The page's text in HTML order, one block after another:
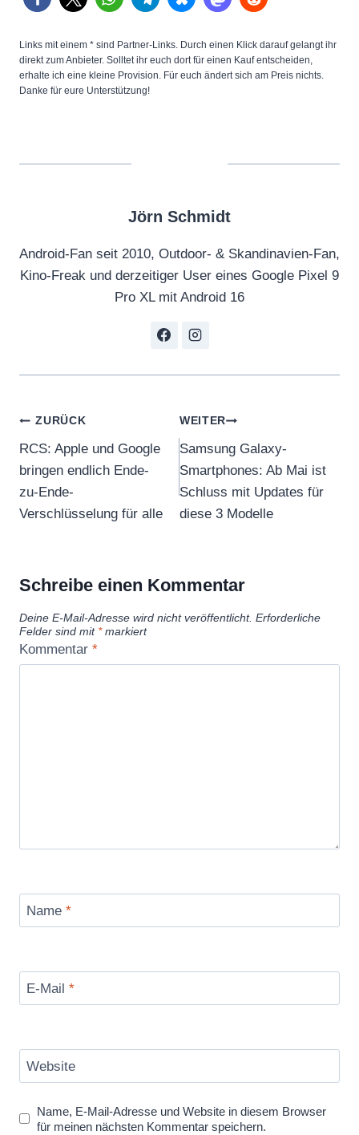
Links mit einem * sind Partner-Links. Durch einen Klick darauf gelangt ihr
direkt zum Anbieter. Solltet ihr euch dort für einen Kauf entscheiden,
erhalte ich eine kleine Provision. Für euch ändert sich am Preis nichts.
Danke für eure Unterstützung!
Jörn Schmidt
Android-Fan seit 2010, Outdoor- & Skandinavien-Fan,
Kino-Freak und derzeitiger User eines Google Pixel 9
Pro XL mit Android 16
Beitragsnavigation
ZURÜCK
RCS: Apple und Google
bringen endlich Ende-
zu-Ende-
Verschlüsselung für alle
WEITER
Samsung Galaxy-
Smartphones: Ab Mai ist
Schluss mit Updates für
diese 3 Modelle
Schreibe einen Kommentar
Deine E-Mail-Adresse wird nicht veröffentlicht. Erforderliche
Felder sind mit *markiert
Kommentar *
Name *
E-Mail *
Website
Name, E-Mail-Adresse und Website in diesem Browser
für meinen nächsten Kommentar speichern.